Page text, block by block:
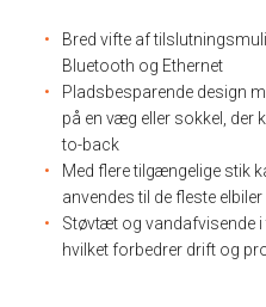
Bred vifte af
Bluetooth og Ethernet
Pladsbesparende design
på en væg eller sokkel, der
to-back
Med flere tilgængelige stik
anvendes til de fleste elbiler
Støvtæt og vandafvisende
hvilket forbedrer drift og